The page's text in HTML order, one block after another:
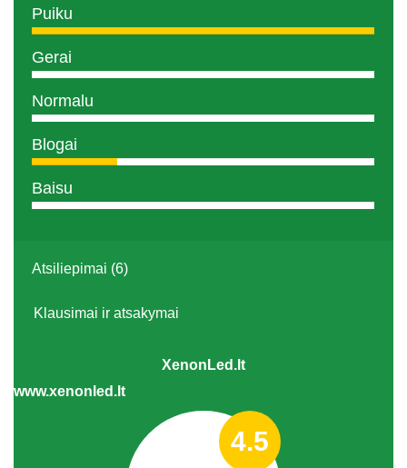
Puiku
Gerai
Normalu
Blogai
Baisu
Atsiliepimai (6)
Klausimai ir atsakymai
XenonLed.lt
www.xenonled.lt
4.5